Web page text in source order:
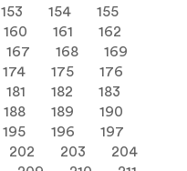
153 154
155
160 161
162
167 168
169
174 175
176
181 182
183
188 189
190
195 196
197
202 203
204